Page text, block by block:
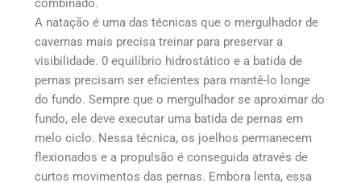
A natação é uma das técnicas que o mergulhador de
cavernas mais precisa treinar para preservar a
visibilidade. 0 equilíbrio hidrostático e a batida de
pernas precisam ser eficientes para mantê-lo longe
do fundo. Sempre que o mergulhador se aproximar do
fundo, ele deve executar uma batida de pernas em
melo ciclo. Nessa técnica, os joelhos permanecem
flexionados e a propulsão é conseguida através de
curtos movimentos das pernas. Embora lenta, essa